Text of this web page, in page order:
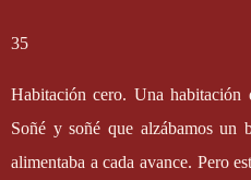
35
Habitación cero. Una habitación
Soñé y soñé que alzábamos
alimentaba a cada avance. Pero